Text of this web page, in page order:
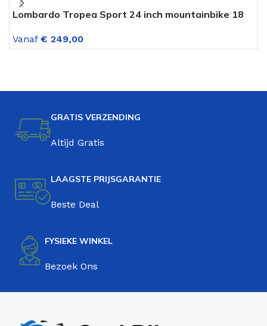
Lombardo Tropea Sport 24 inch mountainbike 18
Vanaf € 249,00
GRATIS VERZENDING
Altijd Gratis
LAAGSTE PRIJSGARANTIE
Beste Deal
FYSIEKE WINKEL
Bezoek Ons